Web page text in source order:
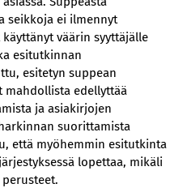
seikkoja ei ilmennyt
väärin syyttäjälle
esitutkinnan
esitetyn suppean
mahdollista edellyttää
ja asiakirjojen
suorittamista
että myöhemmin esitutkinta
lopettaa, mikäli